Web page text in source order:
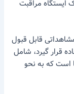
ایستگاه مراقبت
قابل قبول
قرار گیرد، شامل
است که به نحو